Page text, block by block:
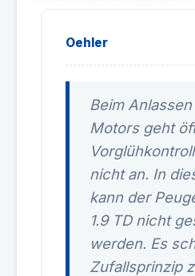
Oehler
Beim
Motors geht
nicht an. In
kann der
1.9 TD nicht
werden. Es
Zufallsprinzip